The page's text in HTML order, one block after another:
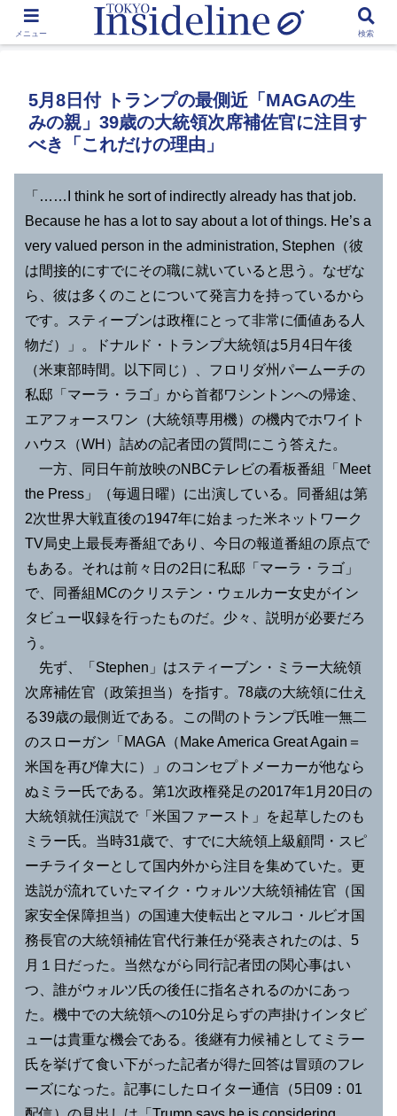
by Toshikawa Takao
5月8日付 トランプの最側近「MAGAの生
みの親」39歳の大統領次席補佐官に注目す
べき「これだけの理由」
「……I think he sort of indirectly already has that job.
Because he has a lot to say about a lot of things. He’s a
very valued person in the administration, Stephen（彼
は間接的にすでにその職に就いていると思う。なぜな
ら、彼は多くのことについて発言力を持っているから
です。スティーブンは政権にとって非常に価値ある人
物だ）」。ドナルド・トランプ大統領は5月4日午後
（米東部時間。以下同じ）、フロリダ州パームーチの
私邸「マーラ・ラゴ」から首都ワシントンへの帰途、
エアフォースワン（大統領専用機）の機内でホワイト
ハウス（WH）詰めの記者団の質問にこう答えた。
一方、同日午前放映のNBCテレビの看板番組「Meet
the Press」（毎週日曜）に出演している。同番組は第
2次世界大戦直後の1947年に始まった米ネットワーク
TV局史上最長寿番組であり、今日の報道番組の原点で
もある。それは前々日の2日に私邸「マーラ・ラゴ」
で、同番組MCのクリステン・ウェルカー女史がイン
タビュー収録を行ったものだ。少々、説明が必要だろ
う。
先ず、「Stephen」はスティーブン・ミラー大統領
次席補佐官（政策担当）を指す。78歳の大統領に仕え
る39歳の最側近である。この間のトランプ氏唯一無二
のスローガン「MAGA（Make America Great Again＝
米国を再び偉大に）」のコンセプトメーカーが他なら
ぬミラー氏である。第1次政権発足の2017年1月20日の
大統領就任演説で「米国ファースト」を起草したのも
ミラー氏。当時31歳で、すでに大統領上級顧問・スピ
ーチライターとして国内外から注目を集めていた。更
迭説が流れていたマイク・ウォルツ大統領補佐官（国
家安全保障担当）の国連大使転出とマルコ・ルビオ国
務長官の大統領補佐官代行兼任が発表されたのは、5
月１日だった。当然ながら同行記者団の関心事はい
つ、誰がウォルツ氏の後任に指名されるのかにあっ
た。機中での大統領への10分足らずの声掛けインタビ
ューは貴重な機会である。後継有力候補としてミラー
氏を挙げて食い下がった記者が得た回答は冒頭のフレ
ーズになった。記事にしたロイター通信（5日09：01
メニュー 検索